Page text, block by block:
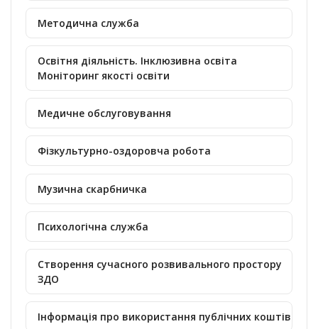
Методична служба
Освітня діяльність. Інклюзивна освіта
Моніторинг якості освіти
Медичне обслуговування
Фізкультурно-оздоровча робота
Музична скарбничка
Психологічна служба
Створення сучасного розвивального простору
ЗДО
Інформація про використання публічних коштів